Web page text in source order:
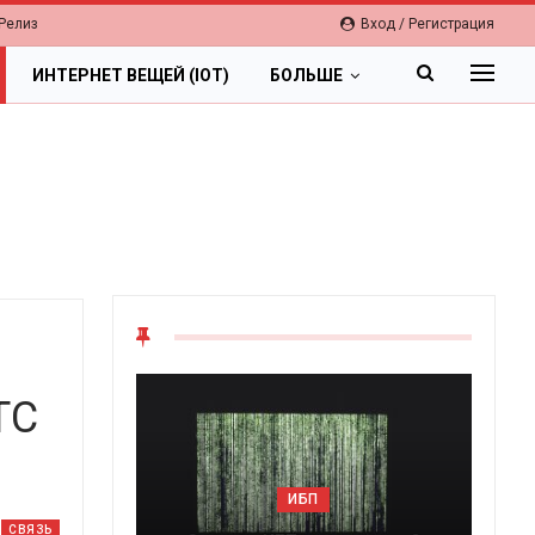
Вход / Регистрация
ИНТЕРНЕТ ВЕЩЕЙ (IOT) БОЛЬШЕ
СВЯЗЬ
ИБП